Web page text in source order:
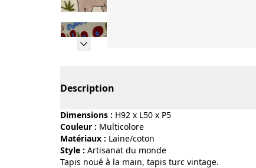
Description
Dimensions : H92 x L50 x P5
Couleur :
multicolore
Matériaux :
laine/coton
Style :
artisanat du monde
Tapis noué à la main, tapis turc vintage.